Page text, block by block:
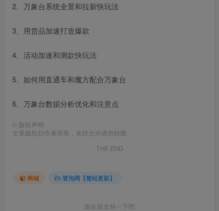
2、万象台系统全景和拉新快玩法
3、用货品加速打造爆款
4、活动加速和测款快玩法
5、如何用直通车和魔方配合万象台
6、万象台数据分析优化和注意点
© 版权声明
文章版权归作者所有，未经允许请勿转载。
THE END
商城 冒泡网【整站更新】
喜欢就支持一下吧